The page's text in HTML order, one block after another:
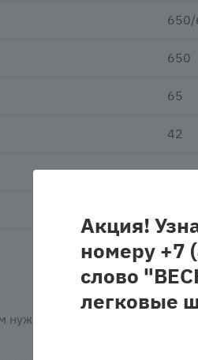
650/
650
65
42
нужно:
Акция!
номеру +7
слово
легковые